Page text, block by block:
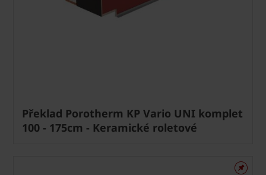
Překlad Porotherm KP Vario UNI komplet
100 - 175cm - Keramické roletové